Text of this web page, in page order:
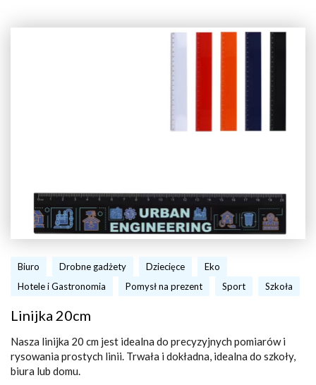
Biuro Drobne gadżety Dziecięce
Eko
Hotele i Gastronomia
Pomysł na prezent Sport Szkoła
Linijka 20cm
Nasza linijka 20 cm jest idealna do precyzyjnych pomiarów i
rysowania prostych linii. Trwała i dokładna, idealna do szkoły,
biura lub domu.